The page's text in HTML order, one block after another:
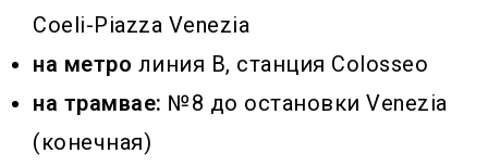
Coeli-Piazza Venezia
на метро линия В, станция Colosseo
на трамвае: №8 до остановки Venezia
(конечная)